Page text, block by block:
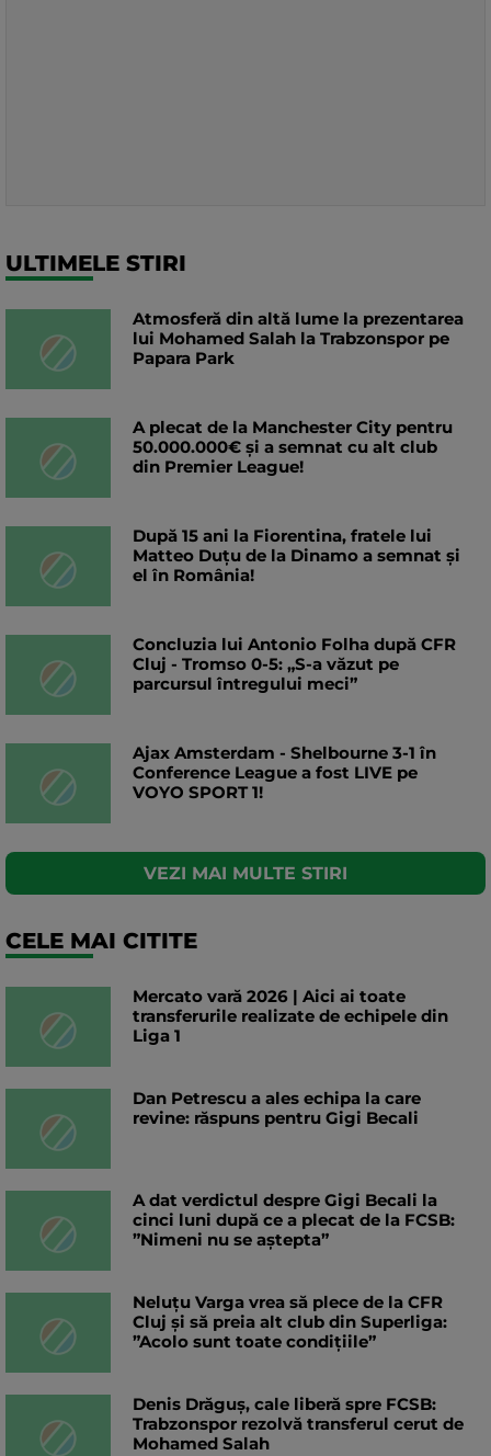
ULTIMELE STIRI
Atmosferă din altă lume la prezentarea
lui Mohamed Salah la Trabzonspor pe
Papara Park
A plecat de la Manchester City pentru
50.000.000€ și a semnat cu alt club
din Premier League!
După 15 ani la Fiorentina, fratele lui
Matteo Duțu de la Dinamo a semnat și
el în România!
Concluzia lui Antonio Folha după CFR
Cluj - Tromso 0-5: „S-a văzut pe
parcursul întregului meci”
Ajax Amsterdam - Shelbourne 3-1 în
Conference League a fost LIVE pe
VOYO SPORT 1!
VEZI MAI MULTE STIRI
CELE MAI CITITE
Mercato vară 2026 | Aici ai toate
transferurile realizate de echipele din
Liga 1
Dan Petrescu a ales echipa la care
revine: răspuns pentru Gigi Becali
A dat verdictul despre Gigi Becali la
cinci luni după ce a plecat de la FCSB:
”Nimeni nu se aștepta”
Neluțu Varga vrea să plece de la CFR
Cluj și să preia alt club din Superliga:
”Acolo sunt toate condițiile”
Denis Drăguș, cale liberă spre FCSB:
Trabzonspor rezolvă transferul cerut de
Mohamed Salah